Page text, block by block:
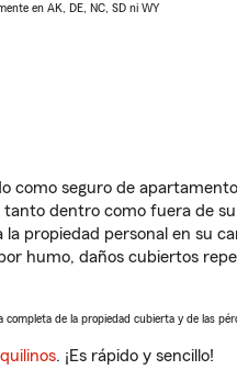
en AK, DE, NC, SD ni WY
como seguro de
dentro como fuera de
propiedad personal en su
humo, daños cubiertos
de la propiedad cubierta y de las
. ¡Es rápido y sencillo!